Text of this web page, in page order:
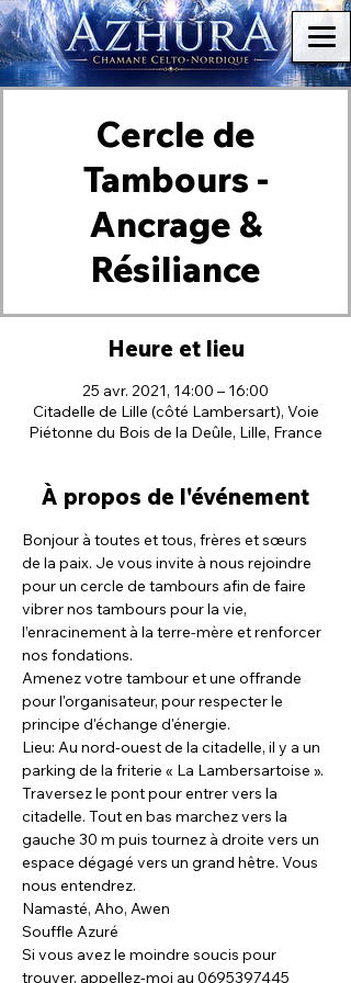
Cercle de
Tambours -
Ancrage &
Résiliance
Heure et lieu
25 avr. 2021, 14:00 – 16:00
Citadelle de Lille (côté Lambersart), Voie
Piétonne du Bois de la Deûle, Lille, France
À propos de l'événement
Bonjour à toutes et tous, frères et sœurs
de la paix. Je vous invite à nous rejoindre
pour un cercle de tambours afin de faire
vibrer nos tambours pour la vie,
l’enracinement à la terre-mère et renforcer
nos fondations.
Amenez votre tambour et une offrande
pour l'organisateur, pour respecter le
principe d'échange d'énergie.
Lieu: Au nord-ouest de la citadelle, il y a un
parking de la friterie « La Lambersartoise ».
Traversez le pont pour entrer vers la
citadelle. Tout en bas marchez vers la
gauche 30 m puis tournez à droite vers un
espace dégagé vers un grand hêtre. Vous
nous entendrez.
Namasté, Aho, Awen
Souffle Azuré
Si vous avez le moindre soucis pour
trouver, appellez-moi au 0695397445